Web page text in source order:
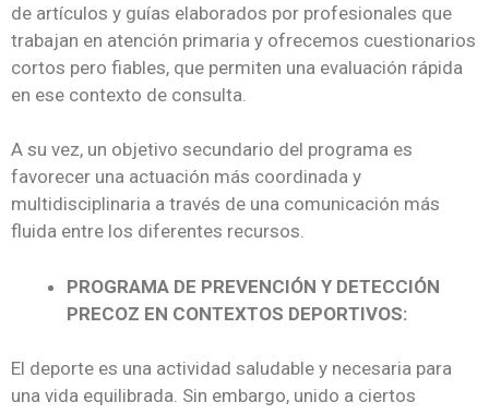
de artículos y guías elaborados por profesionales que
trabajan en atención primaria y ofrecemos cuestionarios
cortos pero fiables, que permiten una evaluación rápida
en ese contexto de consulta.
A su vez, un objetivo secundario del programa es
favorecer una actuación más coordinada y
multidisciplinaria a través de una comunicación más
fluida entre los diferentes recursos.
PROGRAMA DE PREVENCIÓN Y DETECCIÓN
PRECOZ EN CONTEXTOS DEPORTIVOS:
El deporte es una actividad saludable y necesaria para
una vida equilibrada. Sin embargo, unido a ciertos